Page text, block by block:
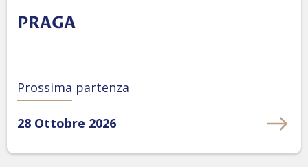
PRAGA
Prossima partenza
28 Ottobre 2026